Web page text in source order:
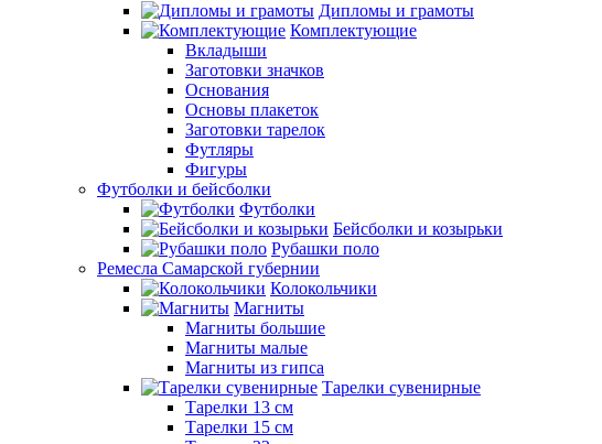
Дипломы и грамоты
Комплектующие
Вкладыши
Заготовки значков
Основания
Основы плакеток
Заготовки тарелок
Футляры
Фигуры
Футболки и бейсболки
Футболки
Бейсболки и козырьки
Рубашки поло
Ремесла Самарской губернии
Колокольчики
Магниты
Магниты большие
Магниты малые
Магниты из гипса
Тарелки сувенирные
Тарелки 13 см
Тарелки 15 см